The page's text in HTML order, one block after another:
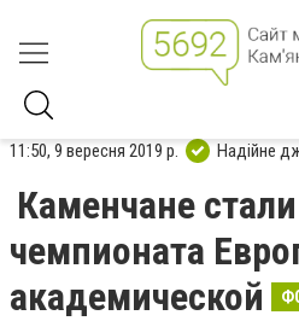
11:50, 9 вересня 2019 р. Надійне
Каменчане
чемпионата
академической